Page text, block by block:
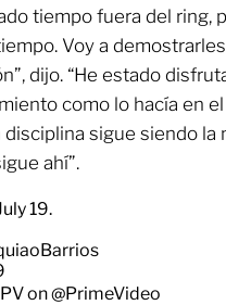
tiempo fuera del
Voy a
dijo. “He estado
como lo hacía en
disciplina sigue siendo la
ahí”.
19.
on@PrimeVideo